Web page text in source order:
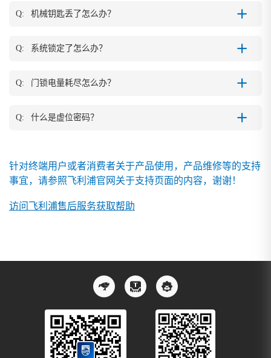
Q: 机械钥匙丢了怎么办？
Q: 系统锁定了怎么办？
Q: 门锁电量耗尽怎么办？
Q: 什么是虚位密码？
针对终端用户或者消费者关于产品使用，产品维修等的支持
事宜，请参照飞利浦官网关于支持页面的内容，谢谢！
访问飞利浦售后服务获取帮助